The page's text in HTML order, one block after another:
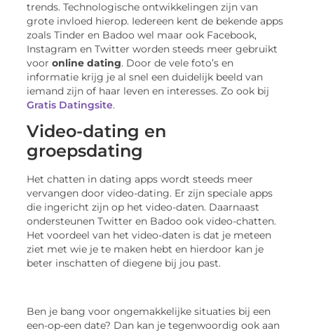
trends. Technologische ontwikkelingen zijn van
grote invloed hierop. Iedereen kent de bekende apps
zoals Tinder en Badoo wel maar ook Facebook,
Instagram en Twitter worden steeds meer gebruikt
vooronline dating. Door de vele foto’s en
informatie krijg je al snel een duidelijk beeld van
iemand zijn of haar leven en interesses. Zo ook bij
Gratis Datingsite.
Video-dating en
groepsdating
Het chatten in dating apps wordt steeds meer
vervangen door video-dating. Er zijn speciale apps
die ingericht zijn op het video-daten. Daarnaast
ondersteunen Twitter en Badoo ook video-chatten.
Het voordeel van het video-daten is dat je meteen
ziet met wie je te maken hebt en hierdoor kan je
beter inschatten of diegene bij jou past.
Ben je bang voor ongemakkelijke situaties bij een
een-op-een date? Dan kan je tegenwoordig ook aan